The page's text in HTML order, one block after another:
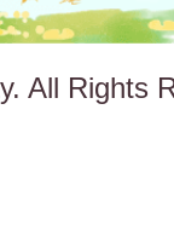
All Rights